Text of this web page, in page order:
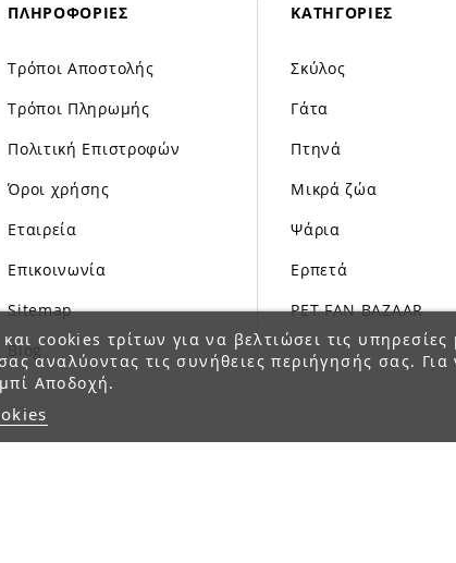
ΠΛΗΡΟΦΟΡΊΕΣ
Τρόποι Αποστολής
Τρόποι Πληρωμής
Πολιτική Επιστροφών
Όροι χρήσης
Εταιρεία
Επικοινωνία
Sitemap
Blog
ΚΑΤΗΓΟΡΊΕΣ
Σκύλος
Γάτα
Πτηνά
Μικρά ζώα
Ψάρια
Ερπετά
PET FAN BAZAAR
cookies τρίτων για να βελτιώσει τις υπηρεσίες
αναλύοντας τις συνήθειες περιήγησής σας.
Αποδοχή.